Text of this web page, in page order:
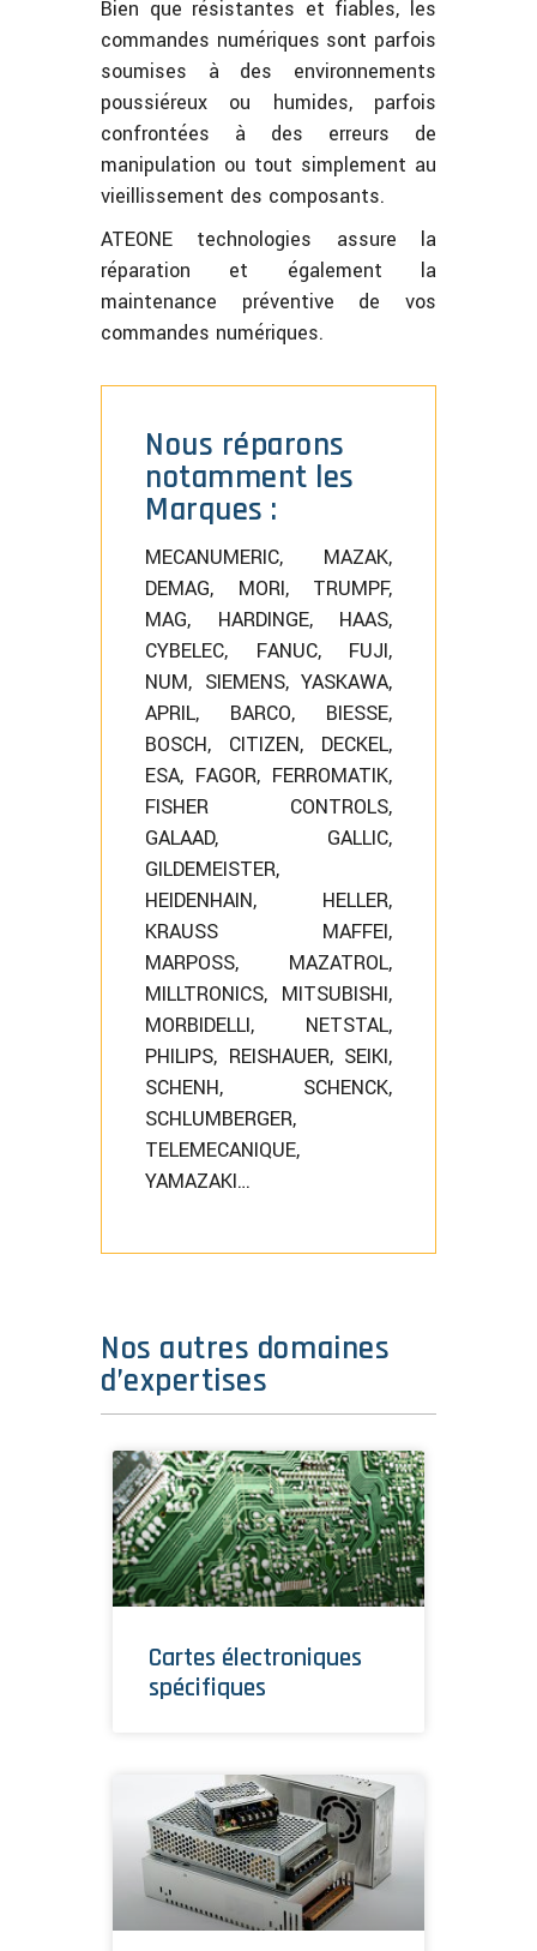
Bien que résistantes et fiables, les
commandes numériques sont parfois
soumises à des environnements
poussiéreux ou humides, parfois
confrontées à des erreurs de
manipulation ou tout simplement au
vieillissement des composants.
ATEONE technologies assure la
réparation et également la
maintenance préventive de vos
commandes numériques.
Nous réparons
notamment les
Marques :
MECANUMERIC, MAZAK,
DEMAG, MORI, TRUMPF,
MAG, HARDINGE, HAAS,
CYBELEC, FANUC, FUJI,
NUM, SIEMENS, YASKAWA,
APRIL, BARCO, BIESSE,
BOSCH, CITIZEN, DECKEL,
ESA, FAGOR, FERROMATIK,
FISHER CONTROLS,
GALAAD, GALLIC,
GILDEMEISTER,
HEIDENHAIN, HELLER,
KRAUSS MAFFEI,
MARPOSS, MAZATROL,
MILLTRONICS, MITSUBISHI,
MORBIDELLI, NETSTAL,
PHILIPS, REISHAUER, SEIKI,
SCHENH, SCHENCK,
SCHLUMBERGER,
TELEMECANIQUE,
YAMAZAKI…
Nos autres domaines
d’expertises
Cartes électroniques
spécifiques